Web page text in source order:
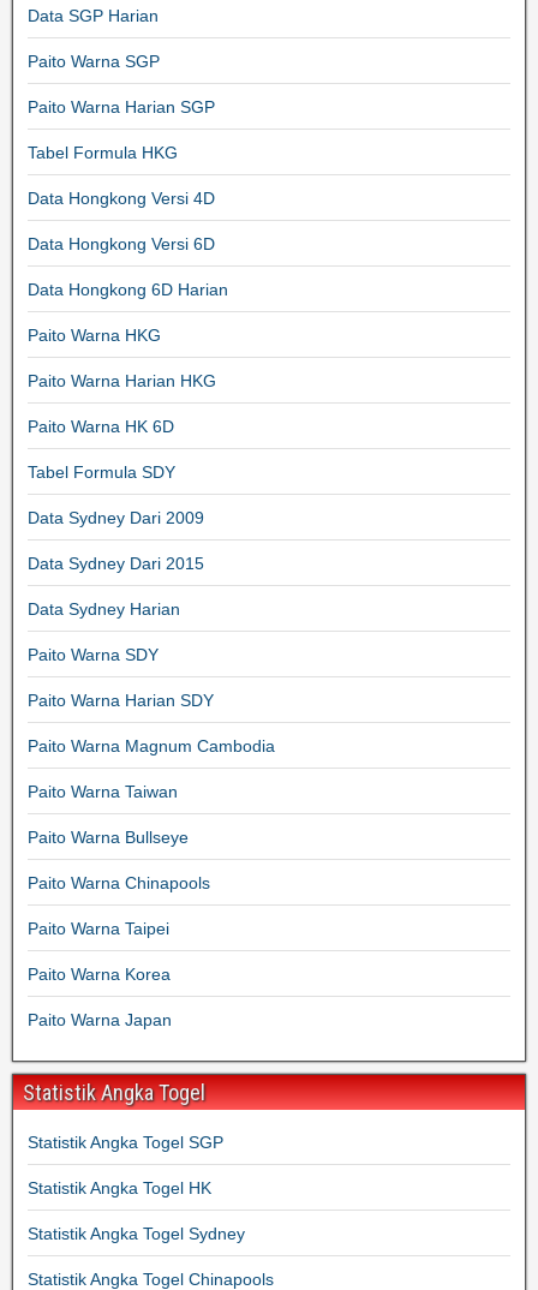
Data SGP Harian
Paito Warna SGP
Paito Warna Harian SGP
Tabel Formula HKG
Data Hongkong Versi 4D
Data Hongkong Versi 6D
Data Hongkong 6D Harian
Paito Warna HKG
Paito Warna Harian HKG
Paito Warna HK 6D
Tabel Formula SDY
Data Sydney Dari 2009
Data Sydney Dari 2015
Data Sydney Harian
Paito Warna SDY
Paito Warna Harian SDY
Paito Warna Magnum Cambodia
Paito Warna Taiwan
Paito Warna Bullseye
Paito Warna Chinapools
Paito Warna Taipei
Paito Warna Korea
Paito Warna Japan
Statistik Angka Togel
Statistik Angka Togel SGP
Statistik Angka Togel HK
Statistik Angka Togel Sydney
Statistik Angka Togel Chinapools